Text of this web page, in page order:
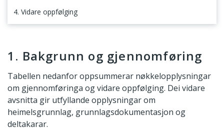
4. Vidare oppfølging
1. Bakgrunn og gjennomføring
Tabellen nedanfor oppsummerar nøkkelopplysningar
om gjennomføringa og vidare oppfølging. Dei vidare
avsnitta gir utfyllande opplysningar om
heimelsgrunnlag, grunnlagsdokumentasjon og
deltakarar.